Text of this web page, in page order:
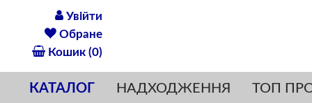
Увійти
Обране
Кошик (0)
КАТАЛОГ НАДХОДЖЕННЯ ТОП